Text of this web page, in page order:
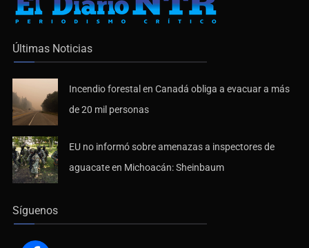
Últimas Noticias
Incendio forestal en Canadá obliga a evacuar a más
de 20 mil personas
EU no informó sobre amenazas a inspectores de
aguacate en Michoacán: Sheinbaum
Síguenos